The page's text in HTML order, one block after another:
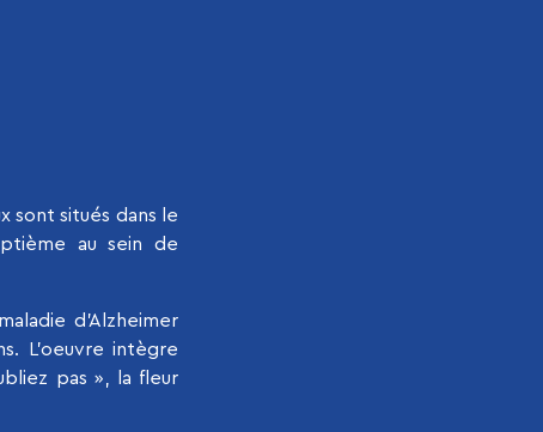
sont situés dans le
au sein de
d’Alzheimer
L’oeuvre intègre
pas », la fleur